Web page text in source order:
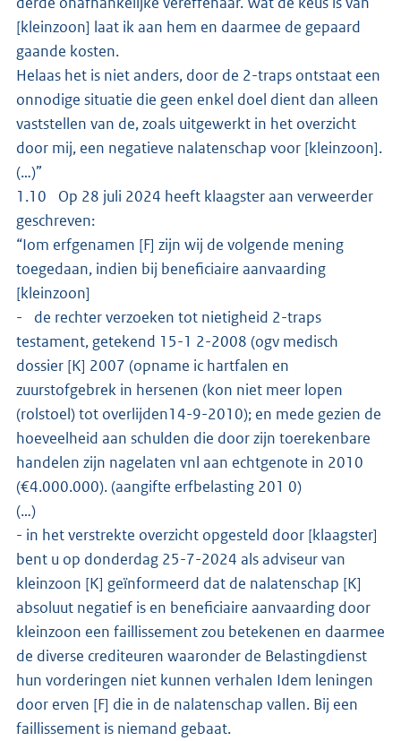
[kleinzoon] laat ik aan hem en daarmee de gepaard
gaande kosten.
Helaas het is niet anders, door de 2-traps ontstaat een
onnodige situatie die geen enkel doel dient dan alleen
vaststellen van de, zoals uitgewerkt in het overzicht
door mij, een negatieve nalatenschap voor [kleinzoon].
(…)”
1.10 Op 28 juli 2024 heeft klaagster aan verweerder
geschreven:
“Iom erfgenamen [F] zijn wij de volgende mening
toegedaan, indien bij beneficiaire aanvaarding
[kleinzoon]
- de rechter verzoeken tot nietigheid 2-traps
testament, getekend 15-1 2-2008 (ogv medisch
dossier [K] 2007 (opname ic hartfalen en
zuurstofgebrek in hersenen (kon niet meer lopen
(rolstoel) tot overlijden14-9-2010); en mede gezien de
hoeveelheid aan schulden die door zijn toerekenbare
handelen zijn nagelaten vnl aan echtgenote in 2010
(€4.000.000). (aangifte erfbelasting 201 0)
(…)
- in het verstrekte overzicht opgesteld door [klaagster]
bent u op donderdag 25-7-2024 als adviseur van
kleinzoon [K] geïnformeerd dat de nalatenschap [K]
absoluut negatief is en beneficiaire aanvaarding door
kleinzoon een faillissement zou betekenen en daarmee
de diverse crediteuren waaronder de Belastingdienst
hun vorderingen niet kunnen verhalen Idem leningen
door erven [F] die in de nalatenschap vallen. Bij een
faillissement is niemand gebaat.